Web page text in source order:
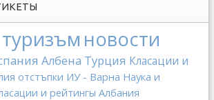
туризъм новости
Албена Турция Класации и
отстъпки ИУ - Варна Наука и
и рейтингы Албания